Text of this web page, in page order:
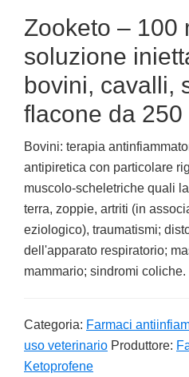
Zooketo – 100
soluzione
bovini, cavalli,
flacone da 250
Bovini: terapia
antipiretica con particolare
muscolo-scheletriche quali
terra, zoppie, artriti (in
eziologico), traumatismi;
dell'apparato respiratorio;
mammario; sindromi coliche.
Categoria: Farmaci
uso veterinario Produttore:
Ketoprofene